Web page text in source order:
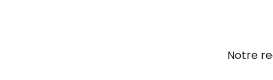
Notre